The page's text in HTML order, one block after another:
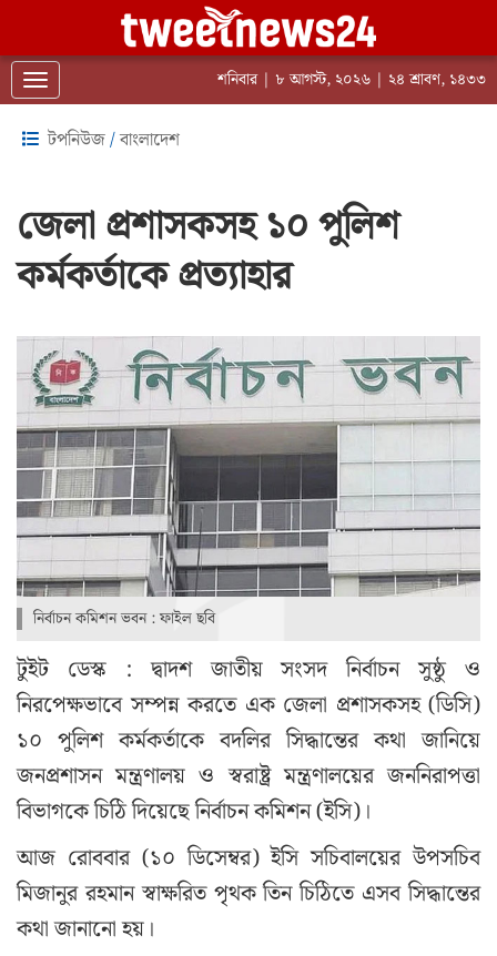
Toggle navigation শনিবার | ৮ আগস্ট, ২০২৬ | ২৪ শ্রাবণ, ১৪৩৩
টপনিউজ/বাংলাদেশ
জেলা প্রশাসকসহ ১০ পুলিশ
কর্মকর্তাকে প্রত্যাহার
নির্বাচন কমিশন ভবন : ফাইল ছবি
টুইট ডেস্ক : দ্বাদশ জাতীয় সংসদ নির্বাচন সুষ্ঠু ও
নিরপেক্ষভাবে সম্পন্ন করতে এক জেলা প্রশাসকসহ (ডিসি)
১০ পুলিশ কর্মকর্তাকে বদলির সিদ্ধান্তের কথা জানিয়ে
জনপ্রশাসন মন্ত্রণালয় ও স্বরাষ্ট্র মন্ত্রণালয়ের জননিরাপত্তা
বিভাগকে চিঠি দিয়েছে নির্বাচন কমিশন (ইসি)।
আজ রোববার (১০ ডিসেম্বর) ইসি সচিবালয়ের উপসচিব
মিজানুর রহমান স্বাক্ষরিত পৃথক তিন চিঠিতে এসব সিদ্ধান্তের
কথা জানানো হয়।